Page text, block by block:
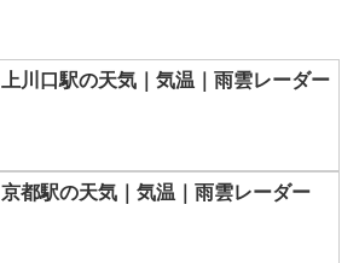
上川口駅の天気｜気温｜雨雲レーダー
京都駅の天気｜気温｜雨雲レーダー